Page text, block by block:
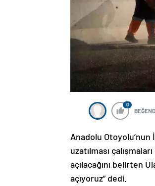
0
Anadolu Otoyolu’nun
uzatılması
açılacağını belirten
açıyoruz” dedi.